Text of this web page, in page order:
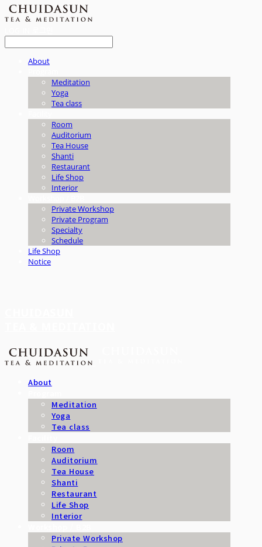
About
Meditation
Yoga
Tea class
Room
Auditorium
Tea House
Shanti
Restaurant
Life Shop
Interior
Private Workshop
Private Program
Specialty
Schedule
Life Shop
Notice
About
Meditation
Yoga
Tea class
Room
Auditorium
Tea House
Shanti
Restaurant
Life Shop
Interior
Private Workshop